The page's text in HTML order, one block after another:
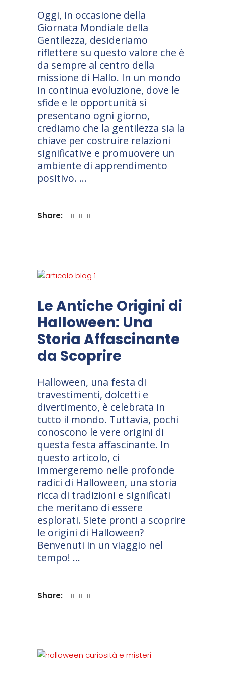
Oggi, in occasione della
Giornata Mondiale della
Gentilezza, desideriamo
riflettere su questo valore che è
da sempre al centro della
missione di Hallo. In un mondo
in continua evoluzione, dove le
sfide e le opportunità si
presentano ogni giorno,
crediamo che la gentilezza sia la
chiave per costruire relazioni
significative e promuovere un
ambiente di apprendimento
positivo.
Share:
Le Antiche Origini di
Halloween: Una
Storia Affascinante
da Scoprire
Halloween, una festa di
travestimenti, dolcetti e
divertimento, è celebrata in
tutto il mondo. Tuttavia, pochi
conoscono le vere origini di
questa festa affascinante. In
questo articolo, ci
immergeremo nelle profonde
radici di Halloween, una storia
ricca di tradizioni e significati
che meritano di essere
esplorati. Siete pronti a scoprire
le origini di Halloween?
Benvenuti in un viaggio nel
tempo!
Share: